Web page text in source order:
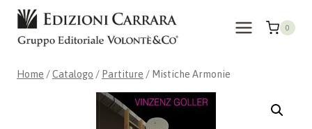
Salta
contenuto
0
Home /Catalogo / Partiture / Mistiche Armonie